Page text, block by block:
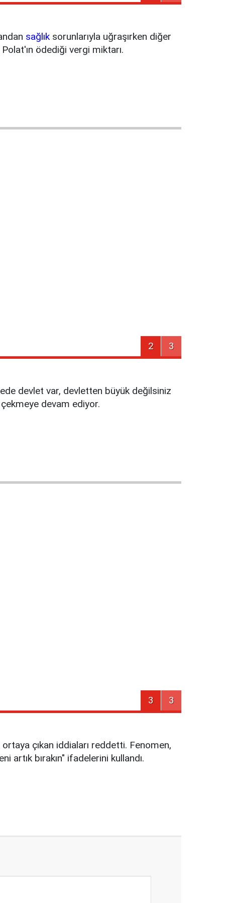
sağlıksorunlarıyla uğraşırken diğer
ödediği vergi miktarı.
2 3
devlet var, devletten büyük değilsiniz
devam ediyor.
3 3
çıkan iddiaları reddetti. Fenomen,
artık bırakın" ifadelerini kullandı.